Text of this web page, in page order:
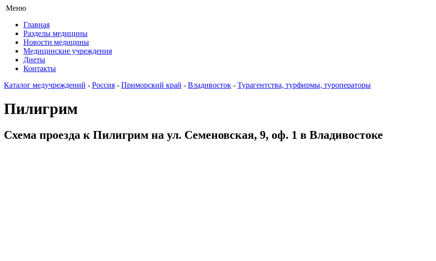
Меню
Главная
Разделы медицины
Новости медицины
Медицинские учреждения
Диеты
Контакты
Каталог медучреждений - Россия - Приморский край - Владивосток - Турагентства, турфирмы, туроператоры
Пилигрим
Схема проезда к Пилигрим на ул. Семеновская, 9, оф. 1 в Владивостоке